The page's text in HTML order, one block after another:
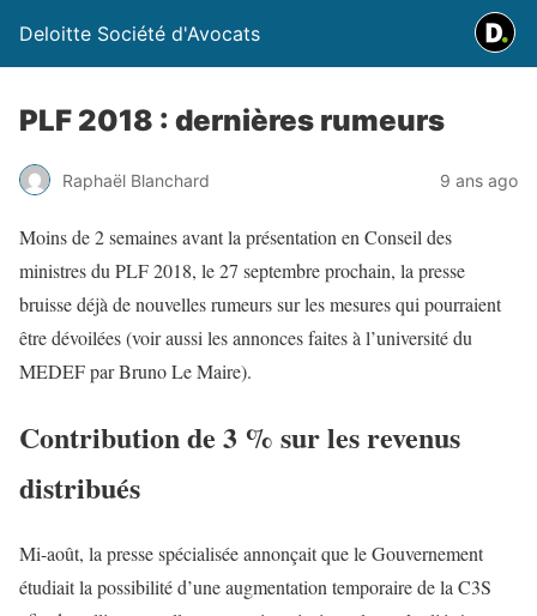
Deloitte Société d'Avocats
PLF 2018 : dernières rumeurs
Raphaël Blanchard 9 ans ago
Moins de 2 semaines avant la présentation en Conseil des
ministres du PLF 2018, le 27 septembre prochain, la presse
bruisse déjà de nouvelles rumeurs sur les mesures qui pourraient
être dévoilées (voir aussi les annonces faites à l’université du
MEDEF par Bruno Le Maire).
Contribution de 3 % sur les revenus
distribués
Mi-août, la presse spécialisée annonçait que le Gouvernement
étudiait la possibilité d’une augmentation temporaire de la C3S